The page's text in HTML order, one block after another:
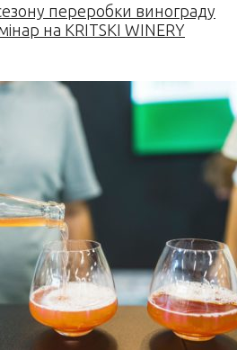
переробки винограду
на KRITSKI WINERY